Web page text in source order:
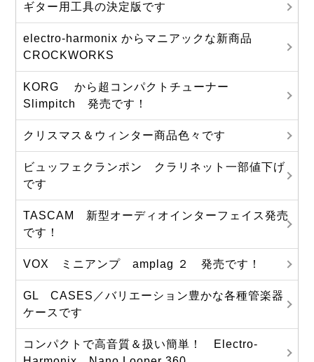
ギター用工具の決定版です
electro-harmonix からマニアックな新商品
CROCKWORKS
KORG から超コンパクトチューナー
Slimpitch 発売です！
クリスマス＆ウィンター商品色々です
ビュッフェクランポン クラリネット一部値下げ
です
TASCAM 新型オーディオインターフェイス発売
です！
VOX ミニアンプ amplag ２ 発売です！
GL CASES／バリエーション豊かな各種管楽器
ケースです
コンパクトで高音質＆扱い簡単！ Electro-